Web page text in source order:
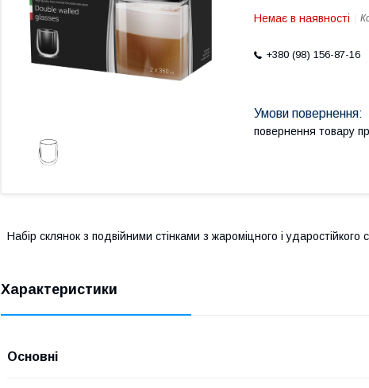
Немає в наявності
+380 (98) 156-87-16
повернення товару
Набір склянок з подвійними стінками з жароміцного і
Характеристики
Основні